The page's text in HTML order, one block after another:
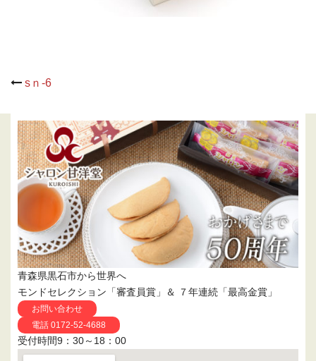
Post
sｎ-6
青森県黒石市から世界へ
モンドセレクション「審査員賞」＆ ７年連続「最高金賞」
お問い合わせ
電話 0172-52-4688
受付時間9：30～18：00